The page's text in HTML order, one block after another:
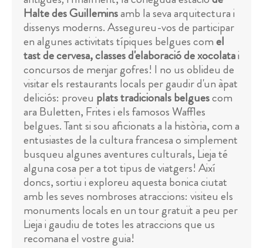
Halte des Guilleminsamb la seva arquitectura i
dissenys moderns. Assegureu-vos de participar
en algunes activitats típiques belgues comel
tast de cervesa, classes d'elaboració de xocolatai
concursos de menjar gofres! I no us oblideu de
visitar els restaurants locals per gaudir d'un àpat
deliciós: proveu plats tradicionals belguescom
ara Buletten, Frites i els famosos Waffles
belgues. Tant si sou aficionats a la història, com a
entusiastes de la cultura francesa o simplement
busqueu algunes aventures culturals, Lieja té
alguna cosa per a tot tipus de viatgers! Així
doncs, sortiu i exploreu aquesta bonica ciutat
amb les seves nombroses atraccions: visiteu els
monuments locals en un tour gratuït a peu per
Lieja i gaudiu de totes les atraccions que us
recomana el vostre guia!